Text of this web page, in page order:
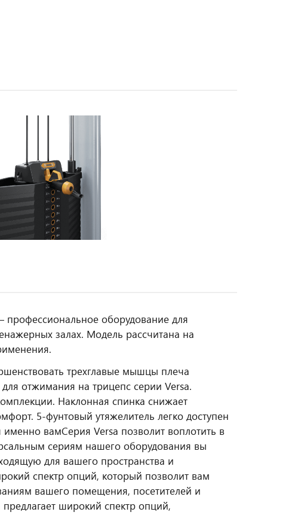
профессиональное оборудование для
залах. Модель рассчитана на
трехглавые мышцы плеча
отжимания на трицепс серии Versa.
Наклонная спинка снижает
5-фунтовый утяжелитель легко доступен
именно вамСерия Versa позволит воплотить в
сериям нашего оборудования вы
для вашего пространства и
спектр опций, который позволит вам
вашего помещения, посетителей и
широкий спектр опций,